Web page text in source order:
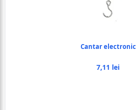
Cantar electronic
7,11 lei